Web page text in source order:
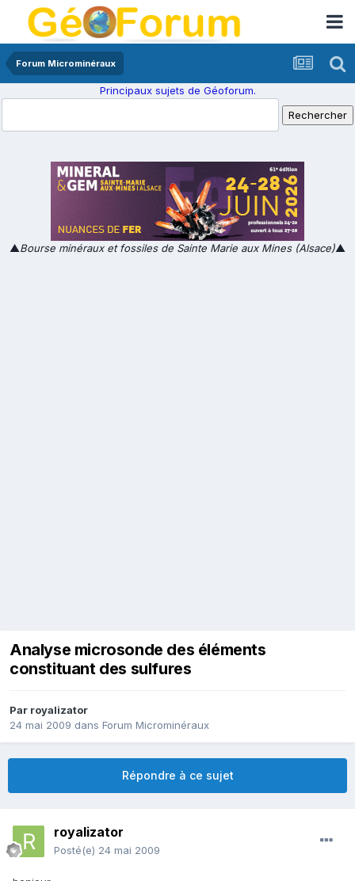
Forum Microminéraux
Principaux sujets de Géoforum.
▲Bourse minéraux et fossiles de Sainte Marie aux Mines (Alsace)▲
Analyse microsonde des éléments
constituant des sulfures
Par royalizator
24 mai 2009 dans Forum Microminéraux
Répondre à ce sujet
royalizator
Posté(e) 24 mai 2009